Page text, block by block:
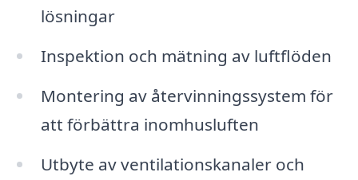
lösningar
Inspektion och mätning av luftflöden
Montering av återvinningssystem för
att förbättra inomhusluften
Utbyte av ventilationskanaler och